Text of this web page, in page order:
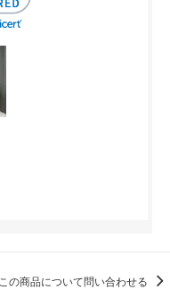
この商品について問い合わせる